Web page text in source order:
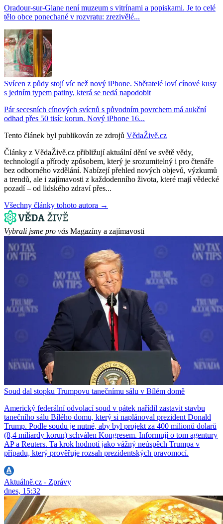
Oradour-sur-Glane není muzeum s vitrínami a popiskami. Je to celé
tělo obce ponechané v rozvratu: zrezivělé...
Svícen z půdy stojí víc než nový iPhone. Sběratelé loví cínové kusy
s jedním typem patiny, která se nedá napodobit
Pár secesních cínových svícnů s původním povrchem má aukční
odhad přes 50 tisíc korun. Nový iPhone 16...
Tento článek byl publikován ze zdrojů VědaŽivě.cz
Články z VědaŽivě.cz přibližují aktuální dění ve světě vědy,
technologií a přírody způsobem, který je srozumitelný i pro čtenáře
bez odborného vzdělání. Nabízejí přehled nových objevů, výzkumů
a trendů, ale i zajímavosti z každodenního života, které mají vědecké
pozadí – od lidského zdraví přes...
Všechny články tohoto autora →
Vybrali jsme pro vás Magazíny a zajímavosti
Soud dal stopku Trumpovu tanečnímu sálu v Bílém domě
Americký federální odvolací soud v pátek nařídil zastavit stavbu
tanečního sálu Bílého domu, který si naplánoval prezident Donald
Trump. Podle soudu je nutné, aby byl projekt za 400 milionů dolarů
(8,4 miliardy korun) schválen Kongresem. Informují o tom agentury
AP a Reuters. Ta krok hodnotí jako vážný neúspěch Trumpa v
případu, který prověřuje rozsah prezidentských pravomocí.
Aktuálně.cz - Zprávy
dnes, 15:32